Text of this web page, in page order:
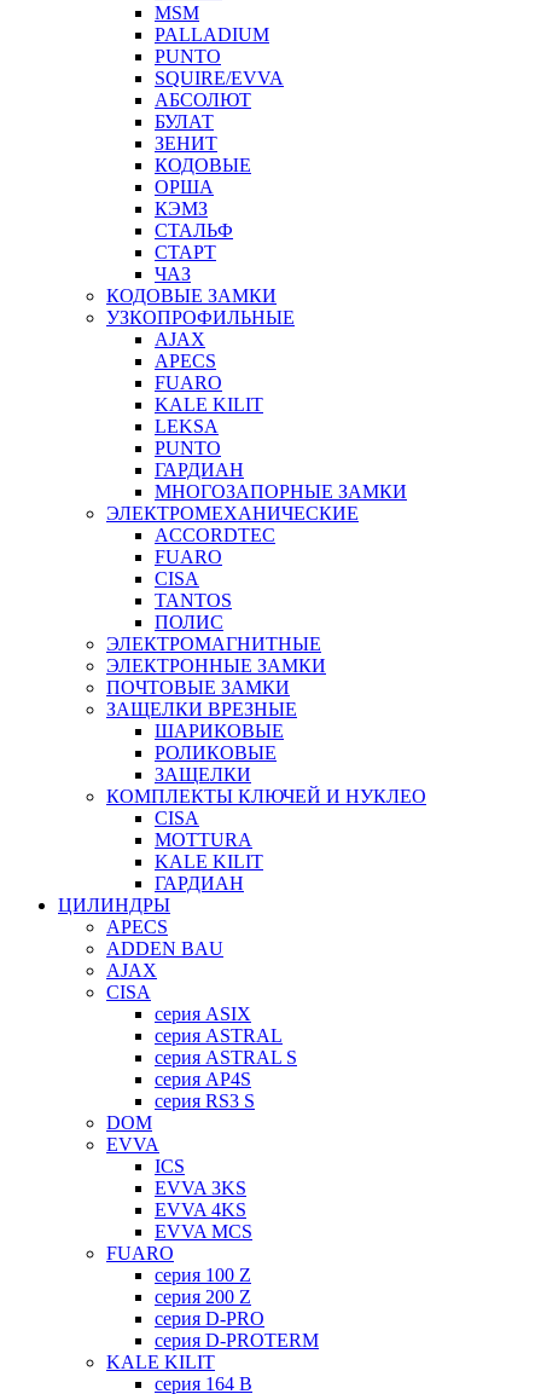
MSM
PALLADIUM
PUNTO
SQUIRE/EVVA
АБСОЛЮТ
БУЛАТ
ЗЕНИТ
КОДОВЫЕ
ОРША
КЭМЗ
СТАЛЬФ
СТАРТ
ЧАЗ
КОДОВЫЕ ЗАМКИ
УЗКОПРОФИЛЬНЫЕ
AJAX
APECS
FUARO
KALE KILIT
LEKSA
PUNTO
ГАРДИАН
МНОГОЗАПОРНЫЕ ЗАМКИ
ЭЛЕКТРОМЕХАНИЧЕСКИЕ
ACCORDTEC
FUARO
CISA
TANTOS
ПОЛИС
ЭЛЕКТРОМАГНИТНЫЕ
ЭЛЕКТРОННЫЕ ЗАМКИ
ПОЧТОВЫЕ ЗАМКИ
ЗАЩЕЛКИ ВРЕЗНЫЕ
ШАРИКОВЫЕ
РОЛИКОВЫЕ
ЗАЩЕЛКИ
КОМПЛЕКТЫ КЛЮЧЕЙ И НУКЛЕО
CISA
MOTTURA
KALE KILIT
ГАРДИАН
ЦИЛИНДРЫ
APECS
ADDEN BAU
AJAX
CISA
серия ASIX
серия ASTRAL
серия ASTRAL S
серия AP4S
серия RS3 S
DOM
EVVA
ICS
EVVA 3KS
EVVA 4KS
EVVA MCS
FUARO
серия 100 Z
серия 200 Z
серия D-PRO
серия D-PROTERM
KALE KILIT
серия 164 B